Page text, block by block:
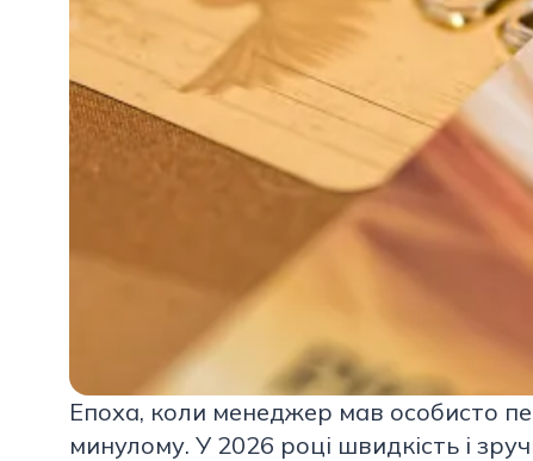
Епоха, коли менеджер мав особисто
минулому. У 2026 році швидкість і